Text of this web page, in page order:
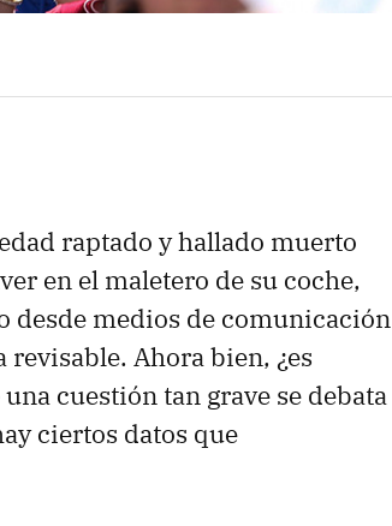
raptado y hallado muerto
en el maletero de su coche,
desde medios de comunicación
Ahora bien, ¿es
cuestión tan grave se debata
ciertos datos que